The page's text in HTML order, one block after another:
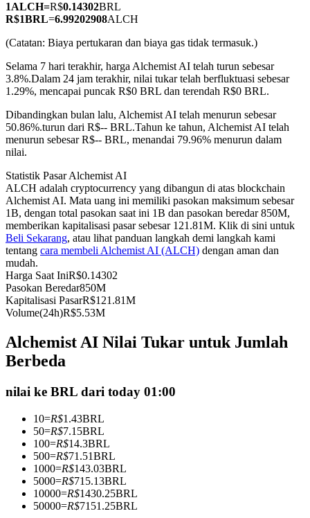
USDC Berjangka
Kontrak berjangka menggunakan USDC sebagai jaminannya
Copy Trading
Bergabunglah dengan pedagang top
Menjadi Pedagang Salinan
Nikmati pembagian keuntungan dan komisi copy trading
1ALCH=R$0.14302BRL
R$1BRL=6.99202908ALCH
(Catatan: Biaya pertukaran dan biaya gas tidak termasuk.)
Selama 7 hari terakhir, harga Alchemist AI telah turun sebesar
3.8%.Dalam 24 jam terakhir, nilai tukar telah berfluktuasi sebesar
1.29%, mencapai puncak R$0 BRL dan terendah R$0 BRL.
Dibandingkan bulan lalu, Alchemist AI telah menurun sebesar
50.86%.turun dari R$-- BRL.Tahun ke tahun, Alchemist AI telah
menurun sebesar R$-- BRL, menandai 79.96% menurun dalam
nilai.
Statistik Pasar Alchemist AI
ALCH adalah cryptocurrency yang dibangun di atas blockchain
Alchemist AI. Mata uang ini memiliki pasokan maksimum sebesar
1B, dengan total pasokan saat ini 1B dan pasokan beredar 850M,
memberikan kapitalisasi pasar sebesar 121.81M. Klik di sini untuk
Beli Sekarang, atau lihat panduan langkah demi langkah kami
tentang cara membeli Alchemist AI (ALCH) dengan aman dan
mudah.
Harga Saat IniR$0.14302
Pasokan Beredar850M
Kapitalisasi PasarR$121.81M
Volume(24h)R$5.53M
Alchemist AI Nilai Tukar untuk Jumlah
Berbeda
nilai ke BRL dari today 01:00
10=R$1.43BRL
50=R$7.15BRL
100=R$14.3BRL
500=R$71.51BRL
1000=R$143.03BRL
5000=R$715.13BRL
10000=R$1430.25BRL
50000=R$7151.25BRL